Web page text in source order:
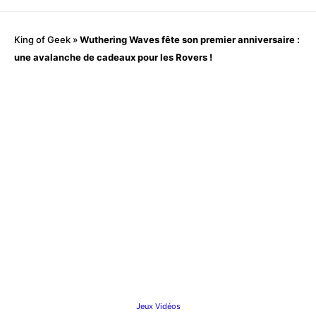
King of Geek »Wuthering Waves fête son premier anniversaire :
une avalanche de cadeaux pour les Rovers !
Jeux Vidéos